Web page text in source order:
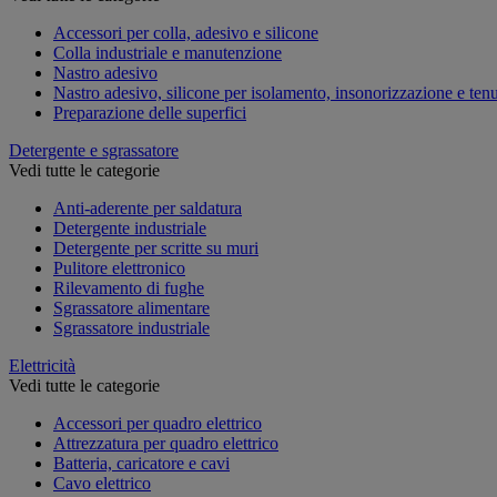
Accessori per colla, adesivo e silicone
Colla industriale e manutenzione
Nastro adesivo
Nastro adesivo, silicone per isolamento, insonorizzazione e
Preparazione delle superfici
Detergente e sgrassatore
Vedi tutte le categorie
Anti-aderente per saldatura
Detergente industriale
Detergente per scritte su muri
Pulitore elettronico
Rilevamento di fughe
Sgrassatore alimentare
Sgrassatore industriale
Elettricità
Vedi tutte le categorie
Accessori per quadro elettrico
Attrezzatura per quadro elettrico
Batteria, caricatore e cavi
Cavo elettrico